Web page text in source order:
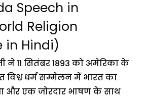
Speech in
Religion
in Hindi)
ने 11 सितंबर 1893 को अमेरिका के
विश्व धर्म सम्मेलन में भारत का
था और एक जोरदार भाषण के साथ